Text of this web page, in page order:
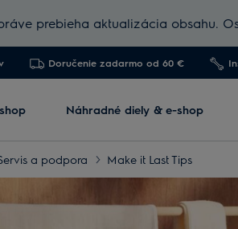
prebieha aktualizácia obsahu.
Doručenie zadarmo od 60 €
Náhradné diely & e-shop
a podpora Make it Last Tips